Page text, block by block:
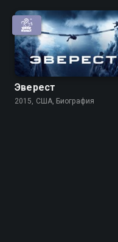
Эверест
2015, США, Биография